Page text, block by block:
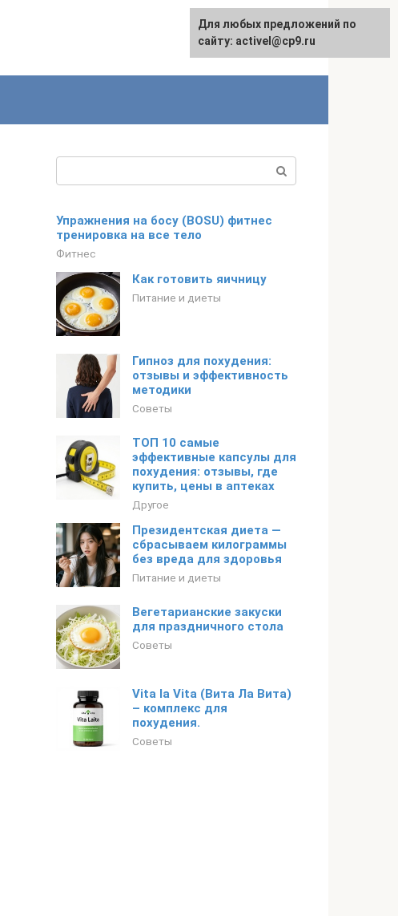
English
Упражнения на босу (BOSU) фитнес
тренировка на все тело
Фитнес
Как готовить яичницу
Питание и диеты
Гипноз для похудения:
отзывы и эффективность
методики
Советы
ТОП 10 самые
эффективные капсулы для
похудения: отзывы, где
купить, цены в аптеках
Другое
Президентская диета —
сбрасываем килограммы
без вреда для здоровья
Питание и диеты
Вегетарианские закуски
для праздничного стола
Советы
Vita la Vita (Вита Ла Вита)
– комплекс для
похудения.
Советы
Для любых предложений по
сайту: activel@cp9.ru